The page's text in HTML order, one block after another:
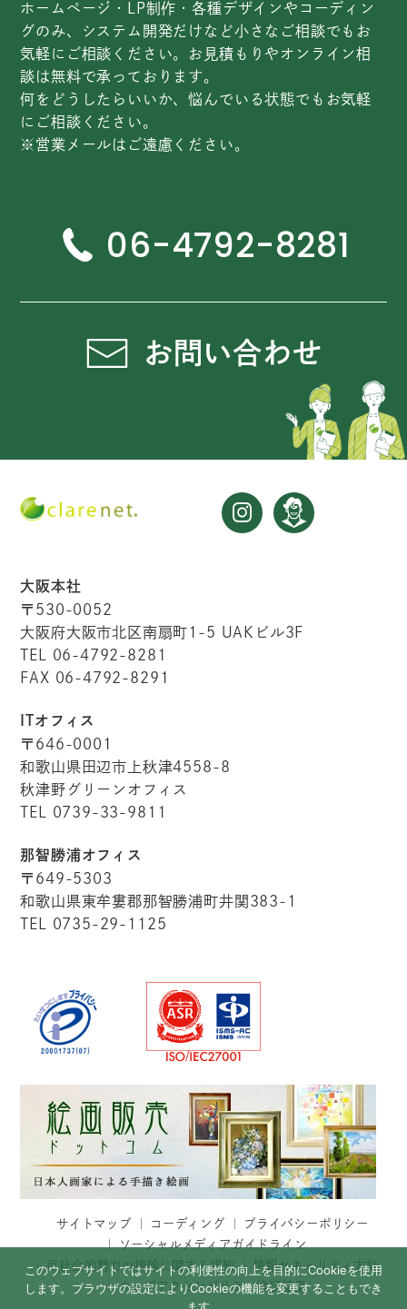
ホームページ・LP制作・各種デザインやコーディン
グのみ、システム開発だけなど小さなご相談でもお
気軽にご相談ください。お見積もりやオンライン相
談は無料で承っております。
何をどうしたらいいか、悩んでいる状態でもお気軽
にご相談ください。
※営業メールはご遠慮ください。
06-4792-8281
お問い合わせ
大阪本社
〒530-0052
大阪府大阪市北区南扇町1-5 UAKビル3F
TEL 06-4792-8281
FAX 06-4792-8291
ITオフィス
〒646-0001
和歌山県田辺市上秋津4558-8
秋津野グリーンオフィス
TEL 0739-33-9811
那智勝浦オフィス
〒649-5303
和歌山県東牟婁郡那智勝浦町井関383-1
TEL 0735-29-1125
サイトマップ コーディング
プライバシーポリシー
ソーシャルメディアガイドライン
反社会的勢力の排除に関する規約
情報セキュリティ方針
ウェブアクセシビリティ検証結果
このウェブサイトではサイトの利便性の向上を目的にCookieを使用
します。ブラウザの設定によりCookieの機能を変更することもでき